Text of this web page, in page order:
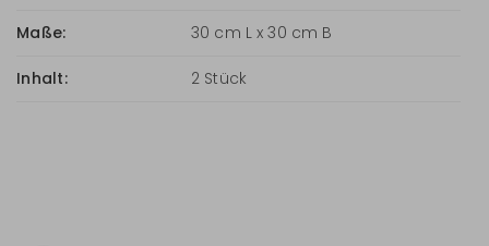
Maße: 30 cm L x 30 cm B
Inhalt: 2 Stück